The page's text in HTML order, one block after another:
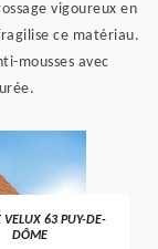
vigoureux en
ce matériau.
mousses avec
VELUX 63 PUY-DE-
DÔME